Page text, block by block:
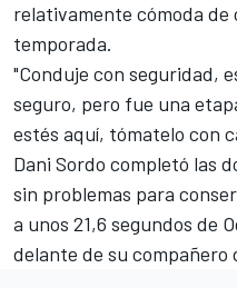
relativamente cómoda de
temporada.
"Conduje con seguridad,
seguro, pero fue una
estés aquí, tómatelo con
Dani Sordo completó las
sin problemas para
a unos 21,6 segundos de
delante de su compañero